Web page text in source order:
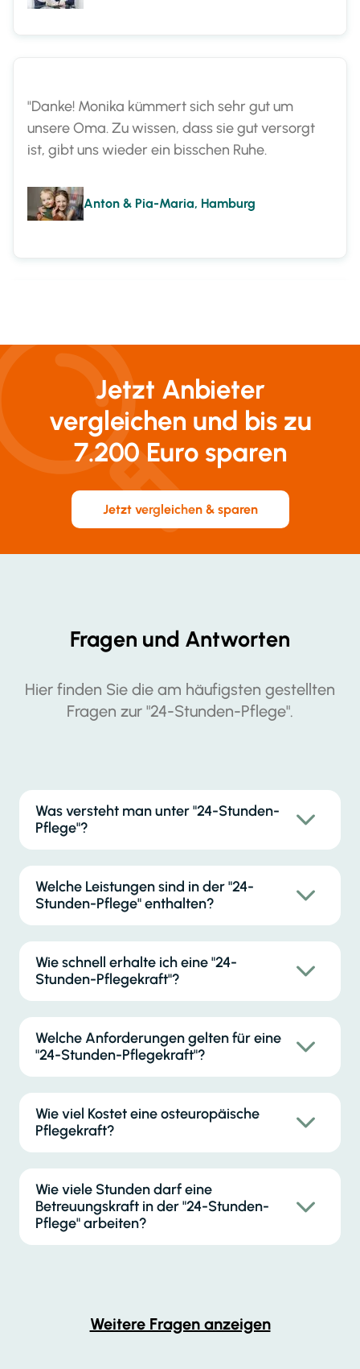
"Danke! Monika kümmert sich sehr gut um
unsere Oma. Zu wissen, dass sie gut versorgt
ist, gibt uns wieder ein bisschen Ruhe.
Anton & Pia-Maria, Hamburg
Jetzt Anbieter
vergleichen und bis zu
7.200 Euro sparen
Jetzt vergleichen & sparen
Fragen und Antworten
Hier finden Sie die am häufigsten gestellten
Fragen zur "24-Stunden-Pflege".
Was versteht man unter "24-Stunden-
Pflege"?
Welche Leistungen sind in der "24-
Stunden-Pflege" enthalten?
Wie schnell erhalte ich eine "24-
Stunden-Pflegekraft"?
Welche Anforderungen gelten für eine
"24-Stunden-Pflegekraft"?
Wie viel Kostet eine osteuropäische
Pflegekraft?
Wie viele Stunden darf eine
Betreuungskraft in der "24-Stunden-
Pflege" arbeiten?
Weitere Fragen anzeigen